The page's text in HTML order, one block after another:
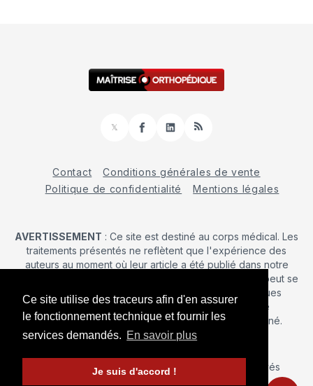
Ce site utilise des traceurs afin d'en assurer
le fonctionnement technique et fournir les
services demandés. En savoir plus
Je suis d'accord !
𝕏
FacebookLinkedInRSS
Contact
Conditions générales de vente
Politique de confidentialité
Mentions légales
AVERTISSEMENT : Ce site est destiné au corps médical. Les
traitements présentés ne reflètent que l'expérience des
auteurs au moment où leur article a été publié dans notre
journal. La décision d’une intervention chirurgicale ne peut se
prendre qu'après un examen clinique. Les techniques
publiées ici ne sauraient justifier une quelconque
revendication de la part d'un soignant ou d'un soigné.
© 2026 Maîtrise Orthopédique – Tous droits réservés